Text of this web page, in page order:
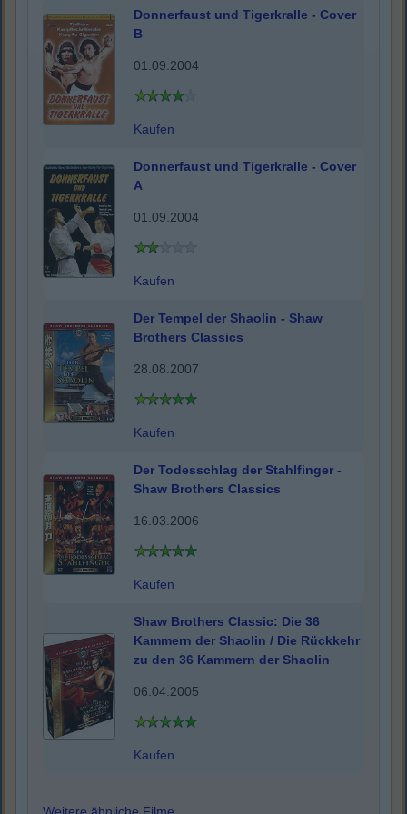
Donnerfaust und Tigerkralle - Cover
B
01.09.2004
Kaufen
Donnerfaust und Tigerkralle - Cover
A
01.09.2004
Kaufen
Der Tempel der Shaolin - Shaw
Brothers Classics
28.08.2007
Kaufen
Der Todesschlag der Stahlfinger -
Shaw Brothers Classics
16.03.2006
Kaufen
Shaw Brothers Classic: Die 36
Kammern der Shaolin / Die Rückkehr
zu den 36 Kammern der Shaolin
06.04.2005
Kaufen